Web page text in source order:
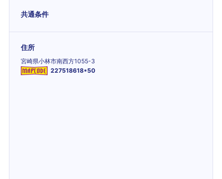
共通条件
住所
宮崎県小林市南西方1055-3
227518618*50